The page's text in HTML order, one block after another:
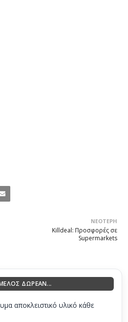
ΝΕΌΤΕΡΗ
Killdeal: Προσφορές σε
Supermarkets
ΜΕΛΟΣ ΔΩΡΕΑΝ...
αποκλειστικό υλικό κάθε